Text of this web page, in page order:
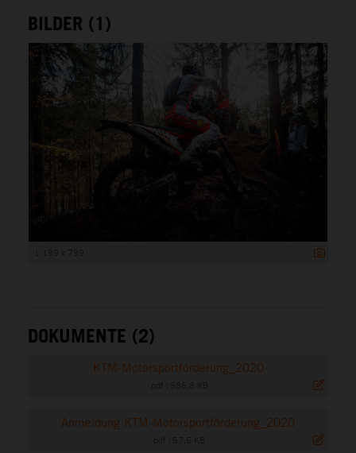
BILDER (1)
DOKUMENTE (2)
KTM-Motorsportförderung_2020
Anmeldung KTM-Motorsportförderung_2020